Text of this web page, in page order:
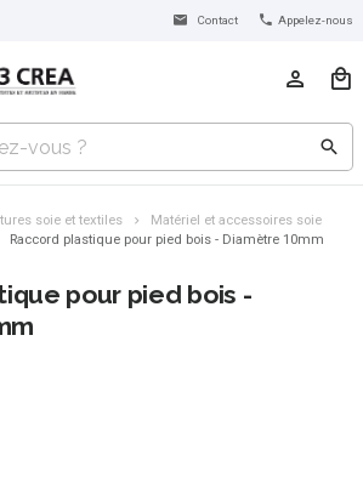
Contact Appelez-nous
soie et textiles
Matériel et accessoires soie
Raccord plastique pour pied bois - Diamètre 10mm
pour pied bois -